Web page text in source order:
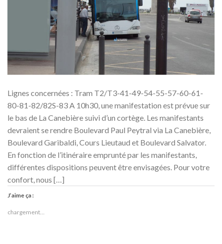
Lignes concernées : Tram T2/T3-41-49-54-55-57-60-61-
80-81-82/82S-83 A 10h30, une manifestation est prévue sur
le bas de La Canebière suivi d’un cortège. Les manifestants
devraient se rendre Boulevard Paul Peytral via La Canebière,
Boulevard Garibaldi, Cours Lieutaud et Boulevard Salvator.
En fonction de l’itinéraire emprunté par les manifestants,
différentes dispositions peuvent être envisagées. Pour votre
confort, nous […]
J’aime ça :
chargement…